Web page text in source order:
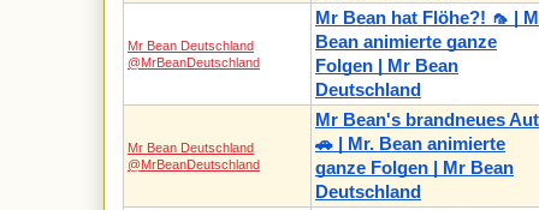
Mr Bean Deutschland
@MrBeanDeutschland
Mr Bean hat Flöhe?! 🦟 |
Bean animierte ganze
Folgen | Mr Bean
Deutschland
Mr Bean Deutschland
@MrBeanDeutschland
Mr Bean's brandneues
🚗 | Mr. Bean animierte
ganze Folgen | Mr Bean
Deutschland